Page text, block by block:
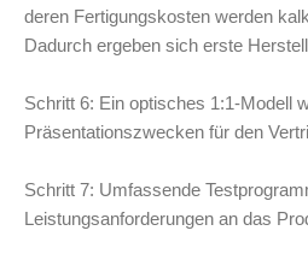
deren Fertigungskosten werden
Dadurch ergeben sich erste
Schritt 6: Ein optisches 1:1-Modell
Präsentationszwecken für den
Schritt 7: Umfassende
Leistungsanforderungen an das